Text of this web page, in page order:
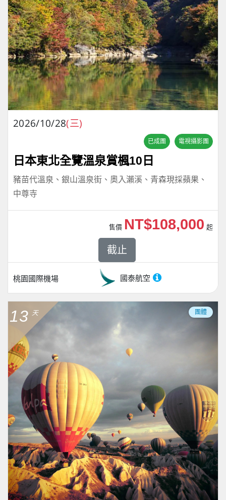
2026/10/28(三)
已成團 電視攝影團
日本東北全覽溫泉賞楓10日
豬苗代溫泉、銀山溫泉街、奧入瀨溪、青森現採蘋果、
中尊寺
桃園國際機場 國泰航空
售價 NT$108,000 起
截止
13 天 團體